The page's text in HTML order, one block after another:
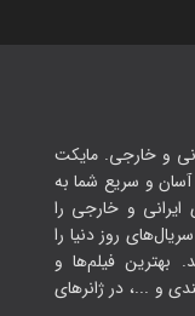
و خارجی. مایکت
آسان و سریع شما به
ایرانی و خارجی را
روز دنیا را
بهترین فیلم‌ها و
و ...، در ژانرهای